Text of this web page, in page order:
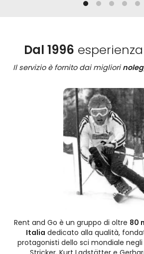
Dal 1996
Il servizio è fornito dai migliori
Rent and Go è un gruppo di oltre 80
Italia dedicato alla qualità,
protagonisti dello sci mondiale negli